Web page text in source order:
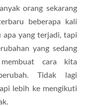
orang sekarang
beberapa kali
yang terjadi, tapi
yang sedang
cara kita
Tidak lagi
lebih ke mengikuti